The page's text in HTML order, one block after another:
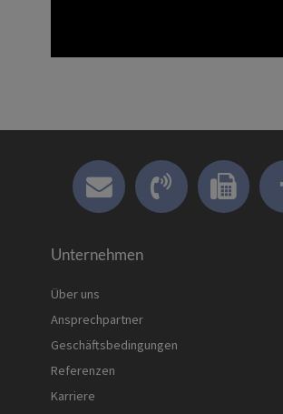
Unternehmen
Über uns
Ansprechpartner
Geschäftsbedingungen
Referenzen
Karriere